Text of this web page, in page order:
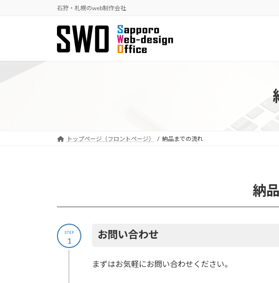
へ
ョ
石狩・札幌のweb制作会社
トップページ（フロントページ） 納品までの流れ
納
お問い合わせ
まずはお気軽にお問い合わせください。
STEP
1